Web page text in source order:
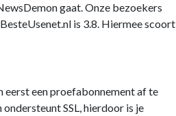
gaat. Onze bezoekers
is 3.8. Hiermee scoort
eerst een proefabonnement af te
SSL, hierdoor is je